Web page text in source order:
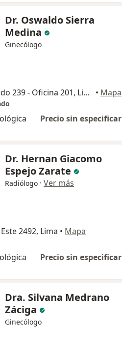
Dr. Oswaldo Sierra
Medina
Ginecólogo
Jirón Tomás Guido 239 - Oficina 201, Lince • Mapa
Precio sin especificar
Dr. Hernan Giacomo
Espejo Zarate
Radiólogo · Ver más
2492, Lima • Mapa
Precio sin especificar
Dra. Silvana Medrano
Záciga
Ginecólogo